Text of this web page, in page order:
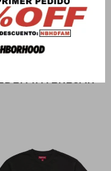
INTERESAR